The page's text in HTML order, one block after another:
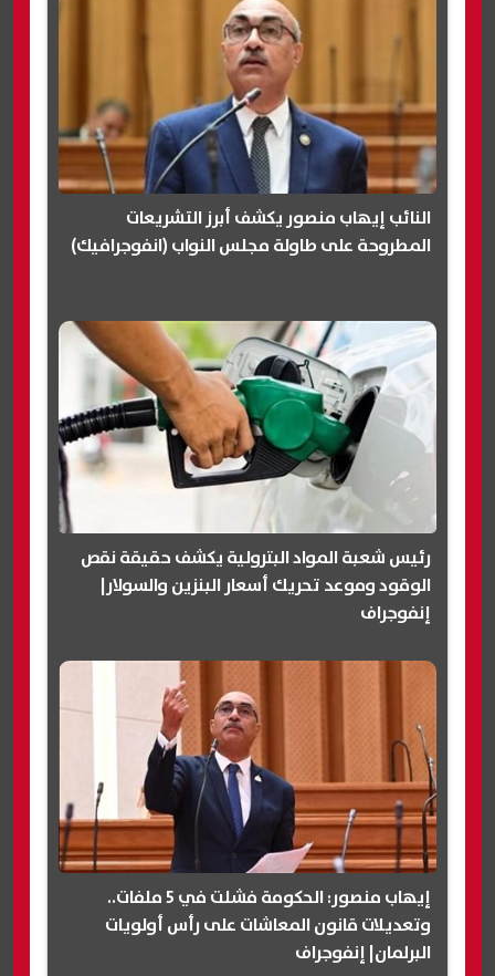
النائب إيهاب منصور يكشف أبرز التشريعات
المطروحة على طاولة مجلس النواب (انفوجرافيك)
رئيس شعبة المواد البترولية يكشف حقيقة نقص
الوقود وموعد تحريك أسعار البنزين والسولار|
إنفوجراف
إيهاب منصور: الحكومة فشلت في 5 ملفات..
وتعديلات قانون المعاشات على رأس أولويات
البرلمان| إنفوجراف